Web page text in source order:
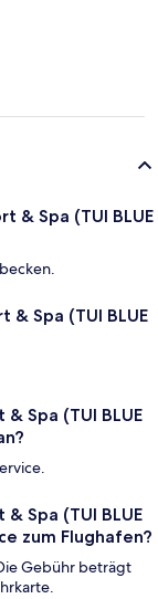
& Spa (TUI BLUE
& Spa (TUI BLUE
Spa (TUI BLUE
Spa (TUI BLUE
zum Flughafen?
Gebühr beträgt